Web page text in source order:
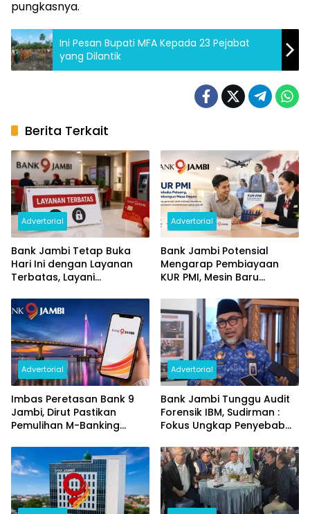
pungkasnya.
Ini Pesan Bupati MFA Kepada 23 Pejabat
yang Dilantik
Berita Terkait
Advertorial
Bank Jambi Tetap Buka
Hari Ini dengan Layanan
Terbatas, Layani
dan Perubahan PIN
Advertorial
Bank Jambi Potensial
Mengarap Pembiayaan
KUR PMI, Mesin Baru
Daerah
Advertorial
Imbas Peretasan Bank 9
Jambi, Dirut Pastikan
Pemulihan M-Banking
Advertorial
Bank Jambi Tunggu Audit
Forensik IBM, Sudirman :
Fokus Ungkap Penyebab
Rp144 Miliar